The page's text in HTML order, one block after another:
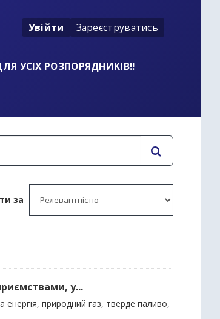
Увійти Зареєструватись
УСІХ РОЗПОРЯДНИКІВ!!
за
у...
енергія, природний газ, тверде паливо,